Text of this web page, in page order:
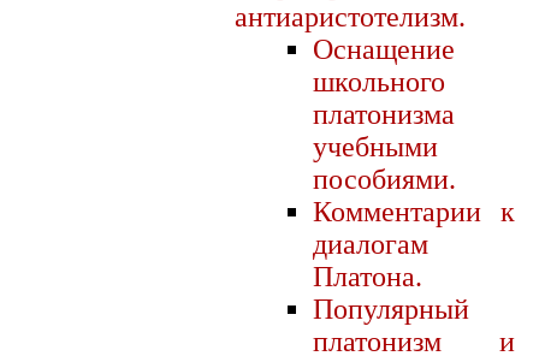
антиаристотелизм.
Оснащение
школьного
платонизма
учебными
пособиями.
Комментарии к
диалогам
Платона.
Популярный
платонизм и